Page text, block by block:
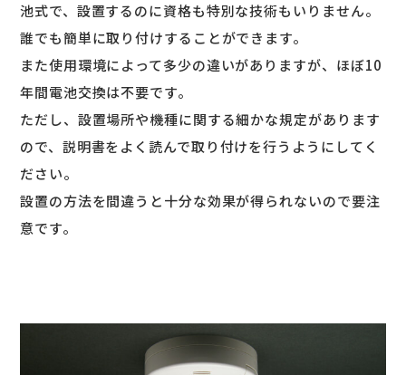
池式で、設置するのに資格も特別な技術もいりません。
誰でも簡単に取り付けすることができます。
また使用環境によって多少の違いがありますが、ほぼ10
年間電池交換は不要です。
ただし、設置場所や機種に関する細かな規定があります
ので、説明書をよく読んで取り付けを行うようにしてく
ださい。
設置の方法を間違うと十分な効果が得られないので要注
意です。